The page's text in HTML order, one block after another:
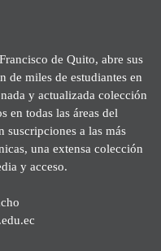
de Quito, abre sus
de miles de estudiantes en
y actualizada colección
en todas las áreas del
suscripciones a las más
una extensa colección
y acceso.